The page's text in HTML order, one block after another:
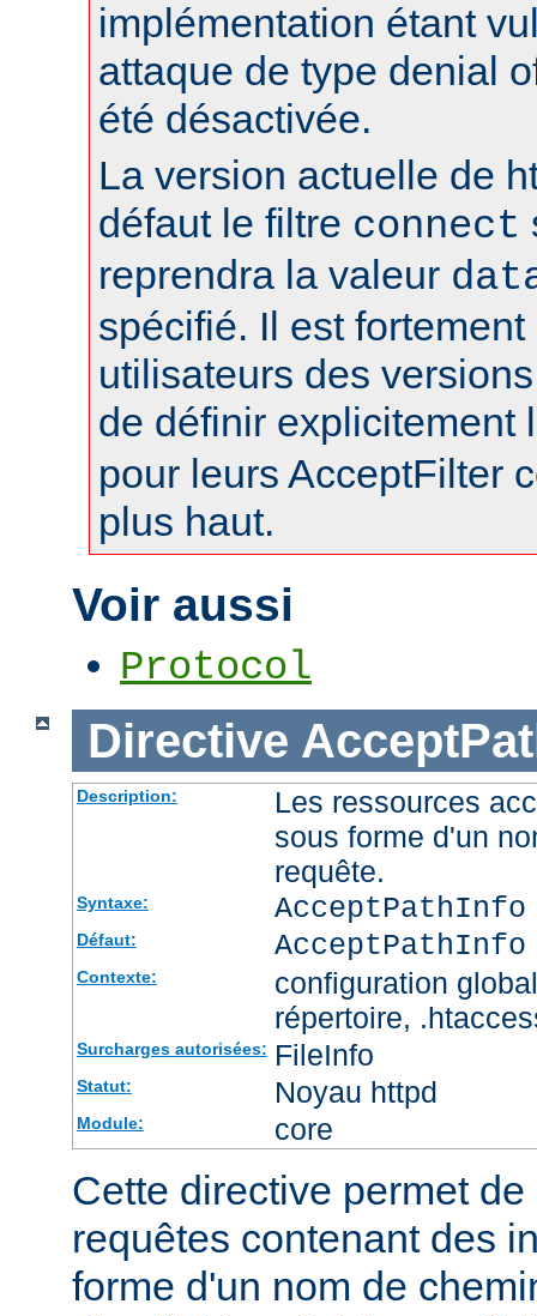
implémentation étant
attaque de type denial
été désactivée.
La version actuelle de
défaut le filtre connect
reprendra la valeur
spécifié. Il est
utilisateurs des
de définir explicitement
pour leurs AcceptFilter
plus haut.
Voir aussi
Protocol
Directive
Description:
Les ressources
sous forme d'un
requête.
Syntaxe:
Défaut:
Contexte:
configuration
répertoire,
Surcharges autorisées: FileInfo
Statut: Noyau httpd
Module: core
Cette directive permet
requêtes contenant des
forme d'un nom de